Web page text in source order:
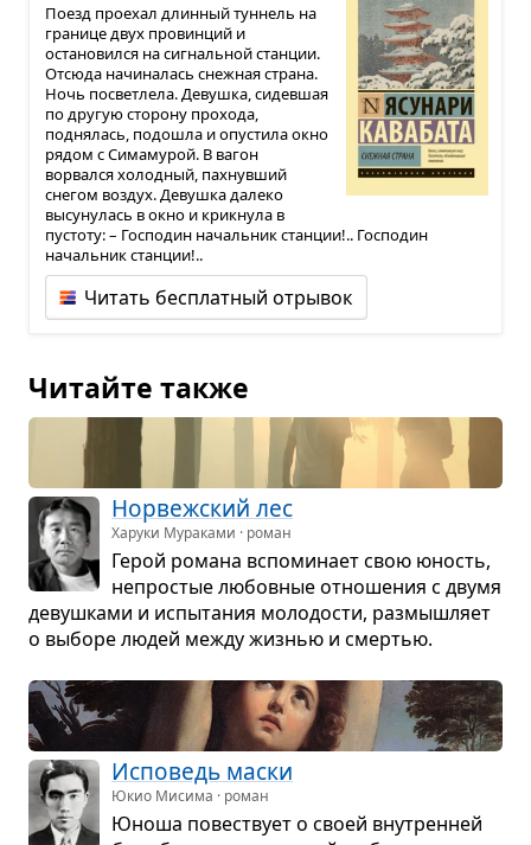
Поезд проехал длинный туннель на
границе двух провинций и
остановился на сигнальной станции.
Отсюда начиналась снежная страна.
Ночь посветлела. Девушка, сидевшая
по другую сторону прохода,
поднялась, подошла и опустила окно
рядом с Симамурой. В вагон
ворвался холодный, пахнувший
снегом воздух. Девушка далеко
высунулась в окно и крикнула в
пустоту: – Господин начальник станции!.. Господин
начальник станции!..
Читать бесплатный отрывок
Читайте также
Нор­веж­ский лес
Харуки Мураками · роман
Герой романа вспо­ми­нает свою юность,
непро­стые любов­ные отно­ше­ния с двумя
девуш­ками и испы­та­ния моло­до­сти, раз­мыш­ляет
о выборе людей между жиз­нью и смер­тью.
Испо­ведь маски
Юкио Мисима · роман
Юноша повест­вует о своей вну­трен­ней